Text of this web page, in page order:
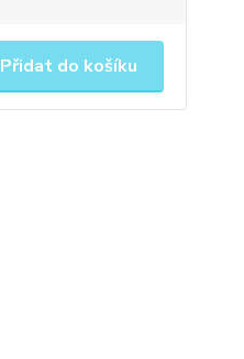
Přidat do košíku